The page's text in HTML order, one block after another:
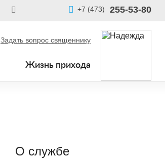
+7 (473) 255-53-80
Задать вопрос священнику
Жизнь прихода
О службе